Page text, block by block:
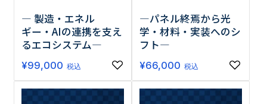
― 製造・エネル
ギー・AIの連携を支え
るエコシステム―
¥99,000 税込
―パネル終焉から光
学・材料・実装へのシ
フト―
¥66,000 税込